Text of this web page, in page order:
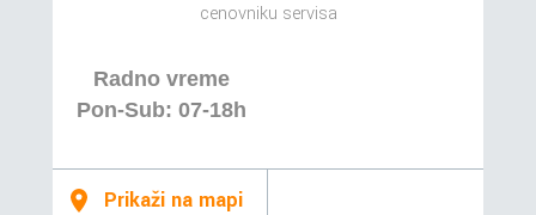
cenovniku servisa
Radno vreme
Pon-Sub: 07-18h
Prikaži na mapi